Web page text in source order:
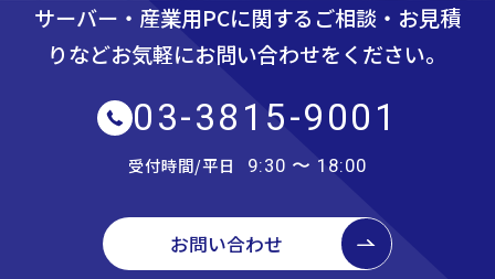
サーバー・産業用PCに関するご相談・お見積
りなどお気軽にお問い合わせをください。
03-3815-9001
受付時間/平日 9:30 〜 18:00
お問い合わせ